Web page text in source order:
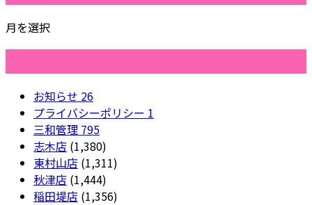
月を選択
お知らせ 26
プライバシーポリシー 1
三和管理 795
志木店 (1,380)
東村山店 (1,311)
秋津店 (1,444)
稲田堤店 (1,356)